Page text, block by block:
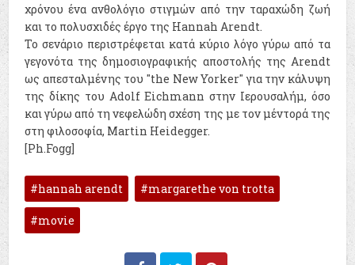
χρόνου ένα ανθολόγιο στιγμών από την ταραχώδη ζωή
και το πολυσχιδές έργο της Hannah Arendt.
Το σενάριο περιστρέφεται κατά κύριο λόγο γύρω από τα
γεγονότα της δημοσιογραφικής αποστολής της Arendt
ως απεσταλμένης του "the New Yorker" για την κάλυψη
της δίκης του Adolf Eichmann στην Ιερουσαλήμ, όσο
και γύρω από τη νεφελώδη σχέση της με τον μέντορά της
στη φιλοσοφία, Martin Heidegger.
[Ph.Fogg]
hannah arendt margarethe von trotta
movie